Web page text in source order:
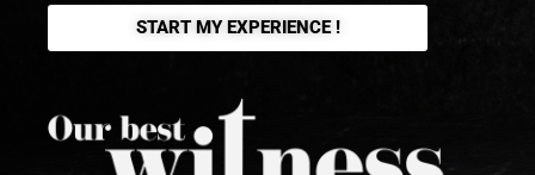
START MY EXPERIENCE !